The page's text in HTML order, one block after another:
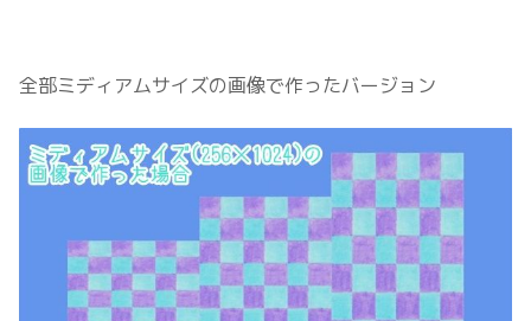
全部ミディアムサイズの画像で作ったバージョン